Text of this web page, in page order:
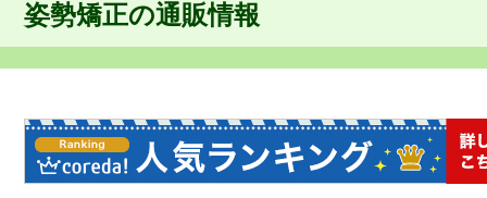
姿勢矯正の通販情報